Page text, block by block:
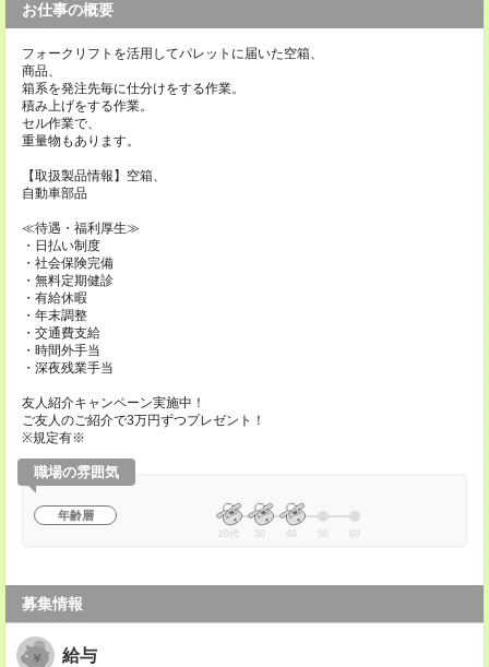
お仕事の概要
フォークリフトを活用してパレットに届いた空箱、
商品、
箱系を発注先毎に仕分けをする作業。
積み上げをする作業。
セル作業で、
重量物もあります。
【取扱製品情報】空箱、
自動車部品
≪待遇・福利厚生≫
・日払い制度
・社会保険完備
・無料定期健診
・有給休暇
・年末調整
・交通費支給
・時間外手当
・深夜残業手当
友人紹介キャンペーン実施中！
ご友人のご紹介で3万円ずつプレゼント！
※規定有※
職場の雰囲気
年齢層
20代 30 40 50 60
募集情報
給与